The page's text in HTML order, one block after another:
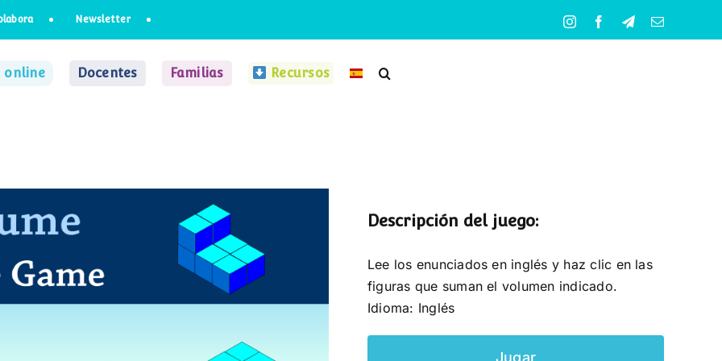
Newsletter InstagramFacebookTelegramCorreo
online Docentes Familias Recursos
Descripción del juego:
Lee los enunciados en inglés y haz clic en las
figuras que suman el volumen indicado.
Idioma: Inglés
Jugar